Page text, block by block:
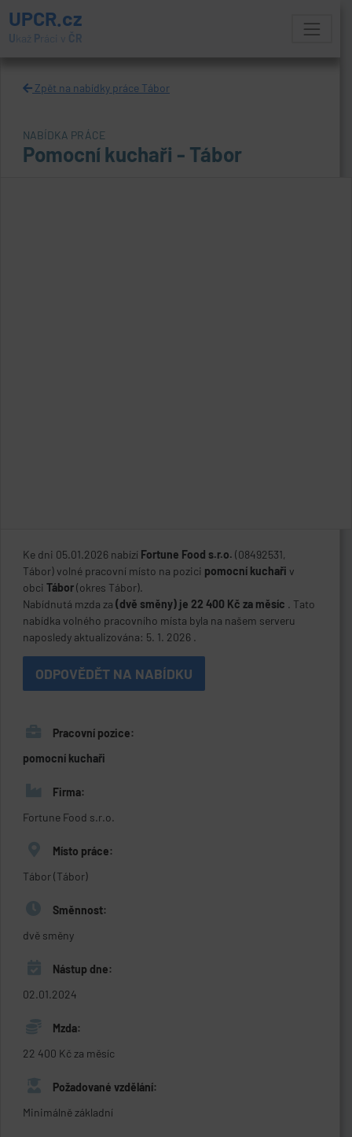
UPCR.cz
U kaž Práci v ČR
Zpět na nabídky práce Tábor
NABÍDKA PRÁCE
Pomocní kuchaři - Tábor
Ke dni 05.01.2026 nabízí Fortune Food s.r.o. (08492531,
Tábor) volné pracovní místo na pozici pomocní kuchaři v
obci Tábor(okres Tábor).
Nabídnutá mzda za (dvě směny) je 22 400 Kč za měsíc . Tato
nabídka volného pracovního místa byla na našem serveru
naposledy aktualizována: 5. 1. 2026 .
ODPOVĚDĚT NA NABÍDKU
Pracovní pozice:
pomocní kuchaři
Firma:
Fortune Food s.r.o.
Místo práce:
Tábor (Tábor)
Směnnost:
dvě směny
Nástup dne:
02.01.2024
Mzda:
22 400 Kč za měsíc
Požadované vzdělání:
Minimálně základní